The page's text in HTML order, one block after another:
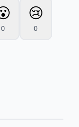
0
😢
0